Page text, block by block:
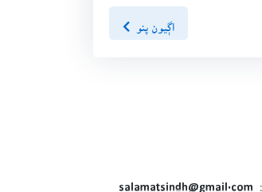
اڳيون پنو
salamatsindh@gmail.com